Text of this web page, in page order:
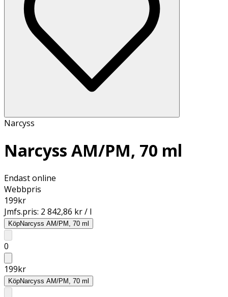
Narcyss
Narcyss AM/PM, 70 ml
Endast online
Webbpris
199kr
Jmfs.pris: 2 842,86 kr / l
KöpNarcyss AM/PM, 70 ml
0
199kr
KöpNarcyss AM/PM, 70 ml